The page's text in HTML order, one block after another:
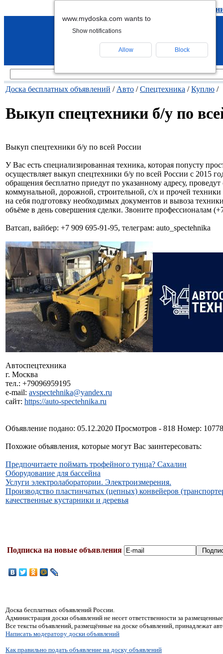
удалить
Доска бесплатных объявлений / Авто /Спецтехника /Куплю /
Выкуп спецтехники б/у по
Выкуп спецтехники б/у по всей России
У Вас есть специализированная техника, которая попусту
осуществляет выкуп спецтехники б/у по всей России с 2015
обращения бесплатно приедут по указанному адресу,
коммунальной, дорожной, строительной, с/х и прочей
на себя подготовку необходимых документов и вывоза
объёме в день совершения сделки. Звоните профессионалам
Ватсап, вайбер: +7 909 695-91-95, телеграм: auto_spectehnika
Автоспецтехника
г. Москва
тел.: +79096959195
e-mail: avspectehnika@yandex.ru
сайт: https://auto-spectehnika.ru
Объявление подано: 05.12.2020 Просмотров - 818 Номер:
Похожие объявления, которые могут Вас заинтересовать:
Предпочитаете поймать трофейного тунца? Сахалин
Оборудование для бассейна
Услуги электролаборатории. Электроизмерения.
Производство пластинчатых (цепных) конвейеров
качественные кустарники и деревья
Подписка на новые объявления
Доска бесплатных объявлений России.
Администрация доски объявлений не несет ответственности за
Все тексты объявлений, размещённые на доске объявлений, принадлежат
Написать модератору доски объявлений
Как правильно подать объявление на доску объявлений
www.mydoska.com wants to
Show notifications
Allow Block